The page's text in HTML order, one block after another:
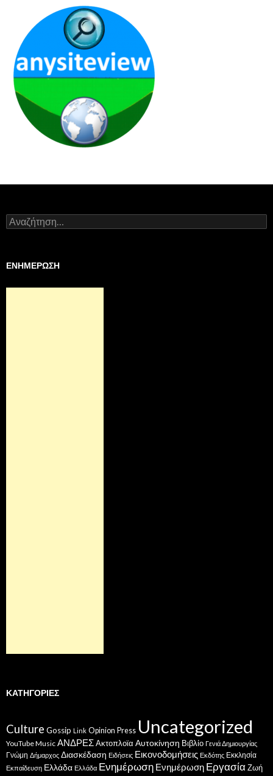
Αναζήτηση
για:
ΕΝΗΜΕΡΩΣΗ
ΚΑΤΗΓΟΡΊΕΣ
Culture Gossip Link Opinion Press Uncategorized
YouTube Music ΑΝΔΡΕΣΑκτοπλοϊα Αυτοκίνηση Βιβλίο Γενιά Δημιουργίας
Γνώμη Δήμαρχος Διασκέδαση Ειδήσεις Εικονοδομήσεις Εκδότης Εκκλησία
Εκπαίδευση Ελλάδα Ελλάδα Ενημέρωση Ενημέρωση ΕργασίαΖωή